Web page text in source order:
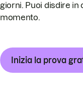
giorni. Puoi disdire in
momento.
Inizia la prova